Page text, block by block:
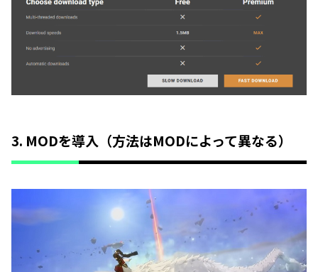
3. MODを導入（方法はMODによって異なる）